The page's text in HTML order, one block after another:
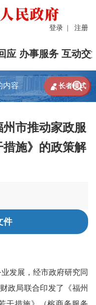
登录 | 注册
应 办事服务 互动交

 长者模式
市推动家政服
施》的政策解
件
发展，经市政府研究同
政局联合印发了《福州